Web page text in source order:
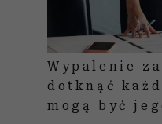
Wypalenie
dotknąć
mogą być